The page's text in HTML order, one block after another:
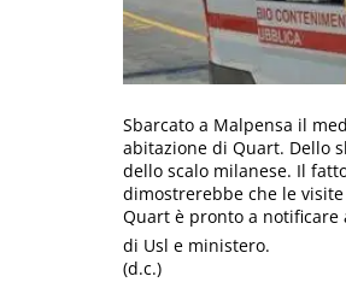
Sbarcato a Malpensa il
abitazione di Quart. Dello
dello scalo milanese. Il
dimostrerebbe che le
Quart è pronto a notificare
di Usl e ministero.
(d.c.)